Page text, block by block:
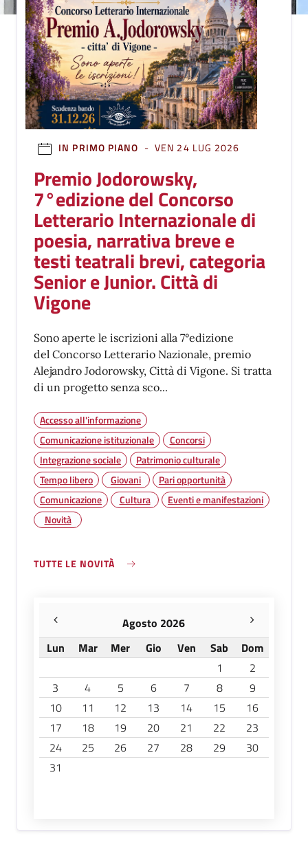
IN PRIMO PIANO - VEN 24 LUG 2026
Premio Jodorowsky,
7°edizione del Concorso
Letterario Internazionale di
poesia, narrativa breve e
testi teatrali brevi, categoria
Senior e Junior. Città di
Vigone
Sono aperte le iscrizioni alla 7°edizione
del Concorso Letterario Nazionale, premio
Alejandro Jodorowsky, Città di Vigone. Si tratta
di un progetto senza sco...
Accesso all'informazione
Comunicazione istituzionale
Concorsi
Integrazione sociale
Patrimonio culturale
Tempo libero
Giovani
Pari opportunità
Comunicazione
Cultura
Eventi e manifestazioni
Novità
TUTTE LE NOVITÀ
Agosto 2026
Lun
Mar Mer Gio Ven Sab
Dom
1
2
3
4 5 6 7 8
9
10
11 12 13 14 15
16
17
18 19 20 21 22
23
24
25 26 27 28 29
30
31